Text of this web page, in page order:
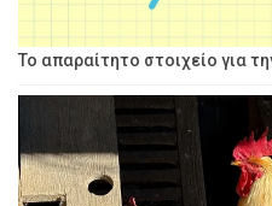
Το απαραίτητο στοιχείο για